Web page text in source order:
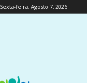
Sexta-feira, Agosto 7, 2026